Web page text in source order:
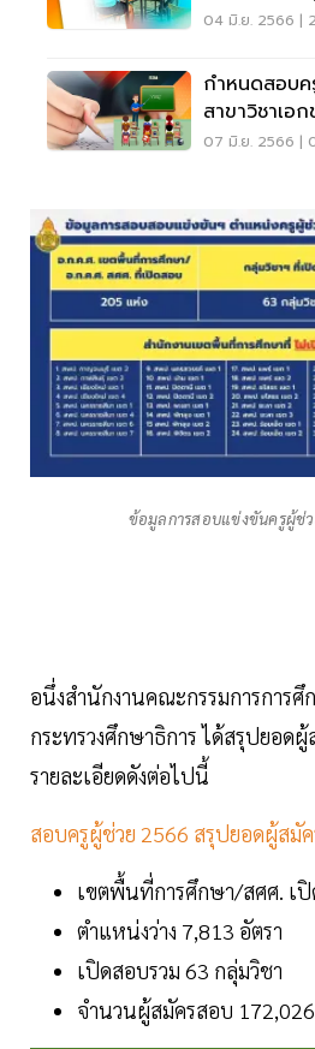
04 มิ.ย. 2566 |
กำหนดสอบค
สาขาวิชาเอ
วิชา
07 มิ.ย. 2566 |
ข้อมูลการสอบแข่งขันครูผู้ช่
อนึ่งสำนักงานคณะกรรมการการ
กระทรวงศึกษาธิการ ได้สรุปยอด
รายละเอียดดังต่อไปนี้
สอบครูผู้ช่วย 2566 สรุปยอดผู้สมั
เขตพื้นที่การศึกษา/สศศ. เ
ตำแหน่งว่าง 7,813 อัตรา
เปิดสอบรวม 63 กลุ่มวิชา
จำนวนผู้สมัครสอบ